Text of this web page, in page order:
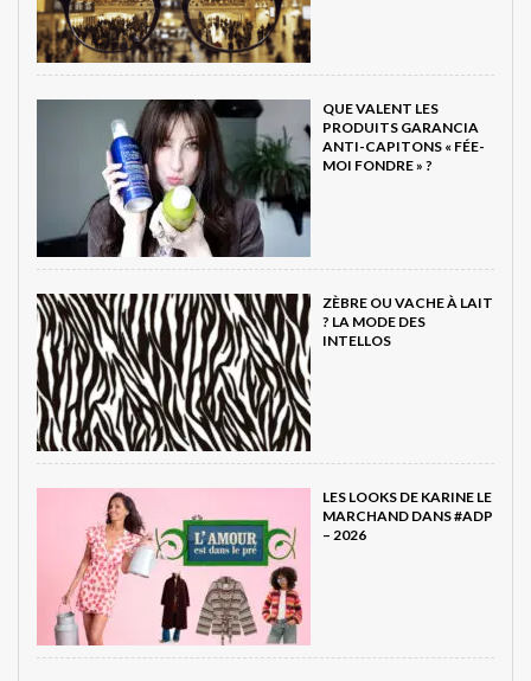
QUE VALENT LES
PRODUITS GARANCIA
ANTI-CAPITONS « FÉE-
MOI FONDRE » ?
ZÈBRE OU VACHE À LAIT
? LA MODE DES
INTELLOS
LES LOOKS DE KARINE LE
MARCHAND DANS #ADP
– 2026